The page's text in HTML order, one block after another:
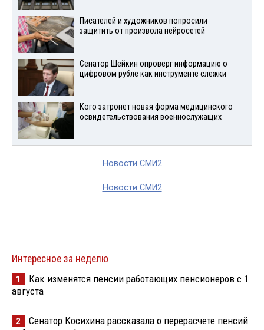
Писателей и художников попросили
защитить от произвола нейросетей
Сенатор Шейкин опроверг информацию о
цифровом рубле как инструменте слежки
Кого затронет новая форма медицинского
освидетельствования военнослужащих
Новости СМИ2
Новости СМИ2
Интересное за неделю
1
Как изменятся пенсии работающих пенсионеров с 1
августа
2
Сенатор Косихина рассказала о перерасчете пенсий